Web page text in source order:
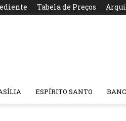
Tabela de Preços
ESPÍRITO SANTO